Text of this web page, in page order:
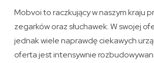
Mobvoi to raczkujący w naszym kraju
zegarków oraz słuchawek. W swojej
jednak wiele naprawdę ciekawych
oferta jest intensywnie